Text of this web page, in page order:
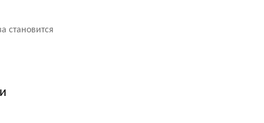
становится